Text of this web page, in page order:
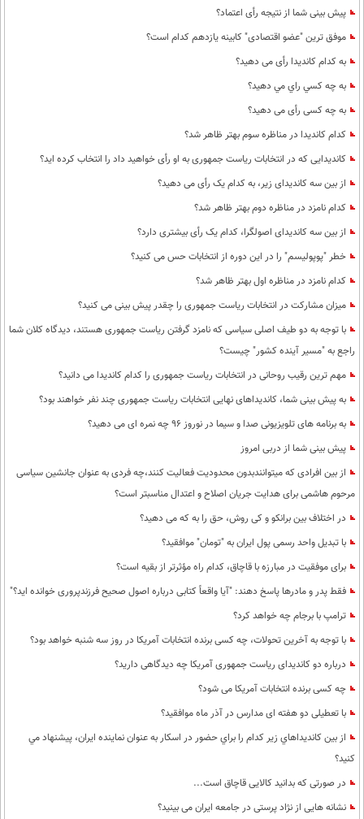
پیش بینی شما از نتیجه رأی اعتماد؟
موفق ترین "عضو اقتصادی" کابینه یازدهم کدام است؟
به کدام کاندیدا رأی می دهید؟
به چه كسي راي مي دهيد؟
به چه کسی رأی می دهید؟
کدام کاندیدا در مناظره سوم بهتر ظاهر شد؟
کاندیدایی که در انتخابات ریاست جمهوری به او رأی خواهید داد را انتخاب کرده اید؟
از بین سه کاندیدای زیر، به کدام یک رأی می دهید؟
کدام نامزد در مناظره دوم بهتر ظاهر شد؟
از بین سه کاندیدای اصولگرا، کدام یک رأی بیشتری دارد؟
خطر "پوپولیسم" را در این دوره از انتخابات حس می کنید؟
کدام نامزد در مناظره اول بهتر ظاهر شد؟
میزان مشارکت در انتخابات ریاست جمهوری را چقدر پیش بینی می کنید؟
با توجه به دو طیف اصلی سیاسی که نامزد گرفتن ریاست جمهوری هستند، دیدگاه کلان شما
راجع به "مسیر آینده کشور" چیست؟
مهم ترین رقیب روحانی در انتخابات ریاست جمهوری را کدام کاندیدا می دانید؟
به پیش بینی شما، کاندیداهای نهایی انتخابات ریاست جمهوری چند نفر خواهند بود؟
به برنامه های تلویزیونی صدا و سیما در نوروز 96 چه نمره ای می دهید؟
پیش بینی شما از دربی امروز
از بین افرادی که میتوانندبدون محدودیت فعالیت کنند،چه فردی به عنوان جانشین سیاسی
مرحوم هاشمی برای هدایت جریان اصلاح و اعتدال مناسبتر است؟
در اختلاف بین برانکو و کی روش، حق را به که می دهید؟
با تبدیل واحد رسمی پول ایران به "تومان" موافقید؟
برای موفقیت در مبارزه با قاچاق، کدام راه مؤثرتر از بقیه است؟
فقط پدر و مادرها پاسخ دهند: "آیا واقعاً کتابی درباره اصول صحیح فرزندپروری خوانده اید؟"
ترامپ با برجام چه خواهد کرد؟
با توجه به آخرین تحولات، چه کسی برنده انتخابات آمریکا در روز سه شنبه خواهد بود؟
درباره دو کاندیدای ریاست جمهوری آمریکا چه دیدگاهی دارید؟
چه کسی برنده انتخابات آمریکا می شود؟
با تعطیلی دو هفته ای مدارس در آذر ماه موافقید؟
از بين كانديداهاي زير كدام را براي حضور در اسكار به عنوان نماينده ايران، پيشنهاد مي
كنيد؟
در صورتی که بدانید کالایی قاچاق است...
نشانه هایی از نژاد پرستی در جامعه ایران می بینید؟